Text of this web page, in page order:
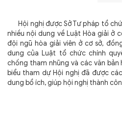
Hội nghị được Sở Tư pháp tổ
nhiều nội dung về Luật Hòa giải ở
đội ngũ hòa giải viên ở cơ sở,
dung của Luật tổ chức chính
chống tham nhũng và các văn
biểu tham dự Hội nghị đã được
dung bổ ích, giúp hội nghị thành